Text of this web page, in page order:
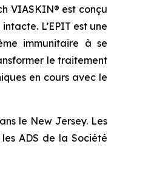
VIASKIN® est conçu
L’EPIT est une
immunitaire à se
le traitement
en cours avec le
le New Jersey. Les
ADS de la Société